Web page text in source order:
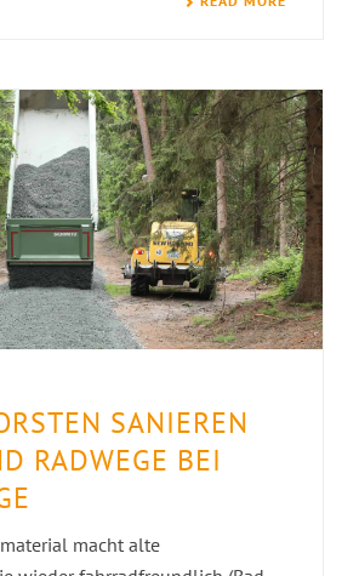
SANIEREN
RADWEGE BEI
macht alte